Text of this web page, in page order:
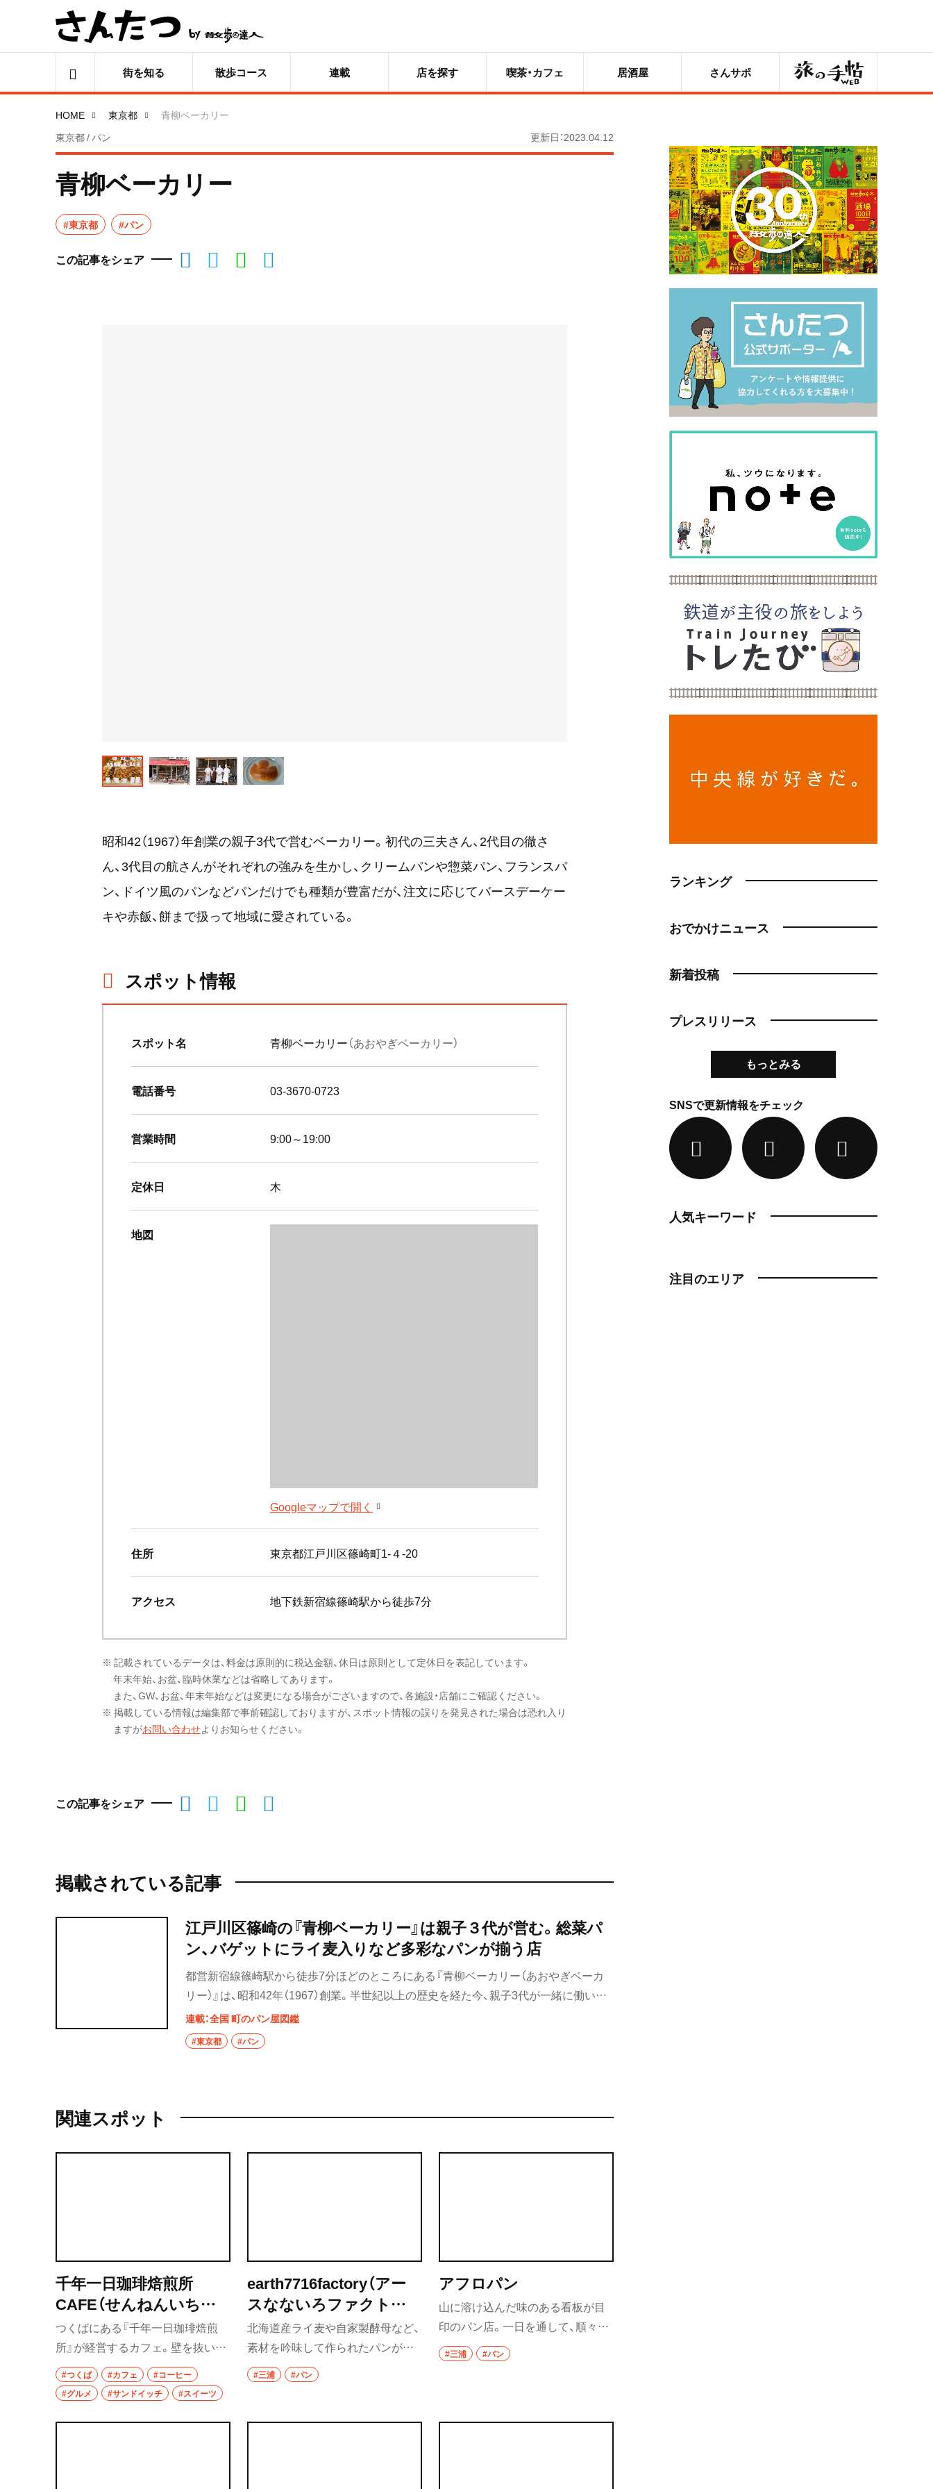
街を知る 散歩コース 連載 店を探す 喫茶・カフェ 居酒屋 さんサポ 旅の手帖
HOME 東京都
青柳ベーカリー
東京都 / パン
更新日：2023.04.12
青柳ベーカリー
#東京都 #パン
この記事をシェア
昭和42（1967）年創業の親子3代で営むベーカリー。初代の三夫さん、2代目の徹さ
ん、3代目の航さんがそれぞれの強みを生かし、クリームパンや惣菜パン、フランスパ
ン、ドイツ風のパンなどパンだけでも種類が豊富だが、注文に応じてバースデーケー
キや赤飯、餅まで扱って地域に愛されている。
スポット情報
スポット名 青柳ベーカリー（あおやぎベーカリー）
電話番号 03-3670-0723
営業時間 9:00～19:00
定休日 木
地図
Googleマップで開く
住所 東京都江戸川区篠崎町1-４-20
アクセス 地下鉄新宿線篠崎駅から徒歩7分
※ 記載されているデータは、料金は原則的に税込金額、休日は原則として定休日を表記しています。
年末年始、お盆、臨時休業などは省略してあります。
また、GW、お盆、年末年始などは変更になる場合がございますので、各施設・店舗にご確認ください。
※ 掲載している情報は編集部で事前確認しておりますが、スポット情報の誤りを発見された場合は恐れ入り
ますがお問い合わせよりお知らせください。
この記事をシェア
掲載されている記事
江戸川区篠崎の『青柳ベーカリー』は親子３代が営む。総菜パ
ン、バゲットにライ麦入りなど多彩なパンが揃う店
都営新宿線篠崎駅から徒歩7分ほどのところにある『青柳ベーカリー（あおやぎベーカ
リー）』は、昭和42年（1967）創業。半世紀以上の歴史を経た今、親子3代が一緒に働いて
いる。
連載：全国 町のパン屋図鑑
#東京都 #パン
関連スポット
千年一日珈琲焙煎所
CAFE（せんねんいちじ
つこーひーばいせんじょ
カフェ）
つくばにある『千年一日珈琲焙煎
所』が経営するカフェ。壁を抜いた
り、カウンターを立てたり、自分た
ちで改装をした店内はギャラリー
も兼ね、展示によって席の配置を変
えている。ドリップコーヒーはゆ
#つくば #カフェ
#コーヒー
#グルメ
#サンドイッチ #スイーツ
earth7716factory（アー
スなないろファクトリ
ー）
北海道産ライ麦や自家製酵母など、
素材を吟味して作られたパンが並
び、店内には談笑と軽快な調理音、
パンのいい香りが広がる。ショー
も。滋味深いパンだけでなく、魅力
#三浦 #パン
アフロパン
山に溶け込んだ味のある看板が目
印のパン店。一日を通して、順々に
焼きたて・できたてを提供してい
る。30〜40種類ほどあるパンは、そ
も調整。パンの焼き上がり時間は
#三浦 #パン
ランキング
おでかけニュース
新着投稿
プレスリリース
もっとみる
SNSで更新情報をチェック
人気キーワード
注目のエリア